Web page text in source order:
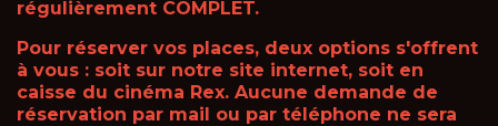
régulièrement COMPLET.
Pour réserver vos places, deux options s'offrent
à vous : soit sur notre site internet, soit en
caisse du cinéma Rex. Aucune demande de
réservation par mail ou par téléphone ne sera